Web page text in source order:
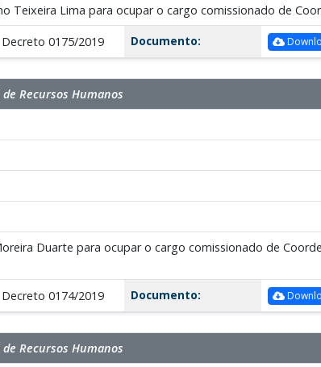
Teixeira Lima para ocupar o cargo comissionado de
Decreto 0175/2019 Documento:
Recursos Humanos
Duarte para ocupar o cargo comissionado de
Decreto 0174/2019 Documento:
Recursos Humanos